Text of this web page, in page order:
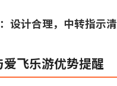
设计合理，中转指示
飞乐游优势提醒